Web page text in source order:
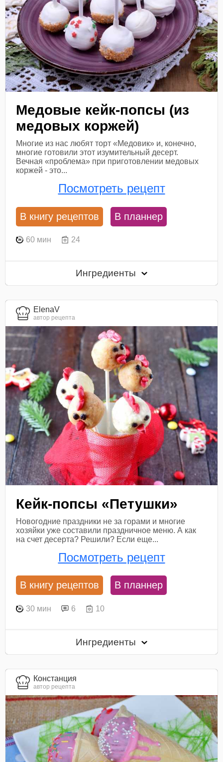
Медовые кейк-попсы (из
медовых коржей)
Многие из нас любят торт «Медовик» и, конечно,
многие готовили этот изумительный десерт.
Вечная «проблема» при приготовлении медовых
коржей - это...
Посмотреть рецепт
В книгу рецептов В планнер
60 мин 24
Ингредиенты
ElenaV
автор рецепта
Кейк-попсы «Петушки»
Новогодние праздники не за горами и многие
хозяйки уже составили праздничное меню. А как
на счет десерта? Решили? Если еще...
Посмотреть рецепт
В книгу рецептов В планнер
30 мин 6 10
Ингредиенты
Констанция
автор рецепта